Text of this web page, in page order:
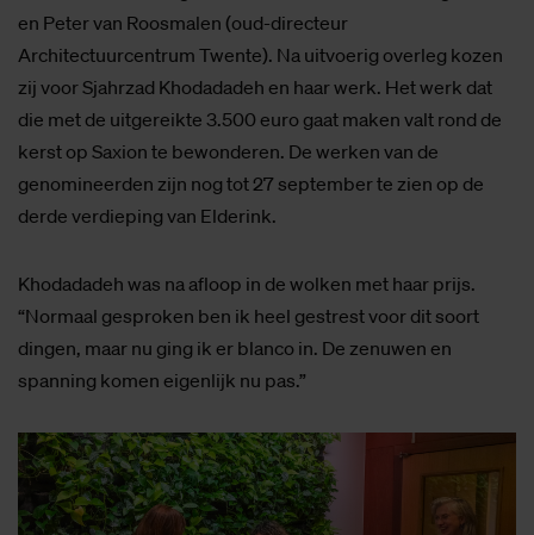
en Peter van Roosmalen (oud-directeur
Architectuurcentrum Twente). Na uitvoerig overleg kozen
zij voor Sjahrzad Khodadadeh en haar werk. Het werk dat
die met de uitgereikte 3.500 euro gaat maken valt rond de
kerst op Saxion te bewonderen. De werken van de
genomineerden zijn nog tot 27 september te zien op de
derde verdieping van Elderink.
Khodadadeh was na afloop in de wolken met haar prijs.
“Normaal gesproken ben ik heel gestrest voor dit soort
dingen, maar nu ging ik er blanco in. De zenuwen en
spanning komen eigenlijk nu pas.”